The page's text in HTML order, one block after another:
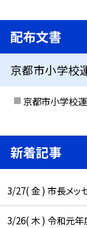
配布文書
京都市小学校
京都市小学校
新着記事
3/27( 金 ) 市長メッ
3/26( 木 ) 令和元年